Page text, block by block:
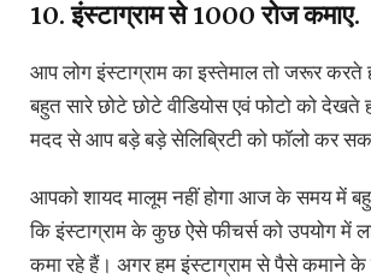
10. इंस्टाग्राम से ₹1000 रोज कमाए.
आप लोग इंस्टाग्राम का इस्तेमाल तो जरूर करते
बहुत सारे छोटे छोटे वीडियोस एवं फोटो को देखते
मदद से आप बड़े बड़े सेलिब्रिटी को फॉलो कर
आपको शायद मालूम नहीं होगा आज के समय में
कि इंस्टाग्राम के कुछ ऐसे फीचर्स को उपयोग में
कमा रहे हैं। अगर हम इंस्टाग्राम से पैसे कमाने के